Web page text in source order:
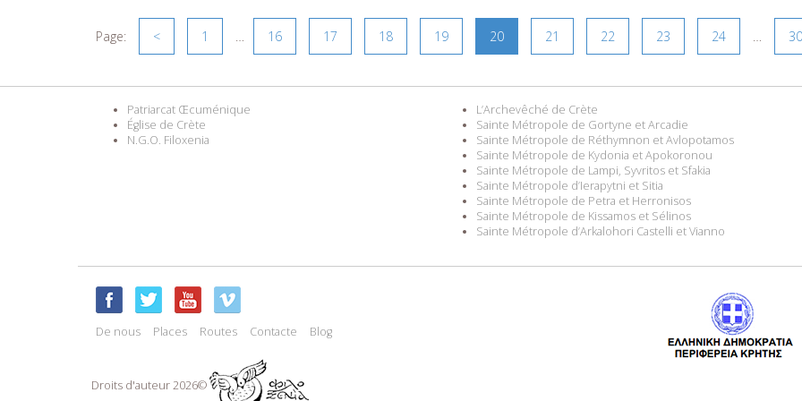
Page: < 1 … 16 17 18 19 20 21 22 23 24 … 30
Patriarcat Œcuménique
Église de Crète
N.G.O. Filoxenia
L’Archevêché de Crète
Sainte Métropole de Gortyne et Arcadie
Sainte Métropole de Réthymnon et Avlopotamos
Sainte Métropole de Kydonia et Apokoronou
Sainte Métropole de Lampi, Syvritos et Sfakia
Sainte Métropole d’Ierapytni et Sitia
Sainte Métropole de Petra et Herronisos
Sainte Métropole de Kissamos et Sélinos
Sainte Métropole d’Arkalohori Castelli et Vianno
De nous Places Routes Contacte Blog
Droits d'auteur 2026©